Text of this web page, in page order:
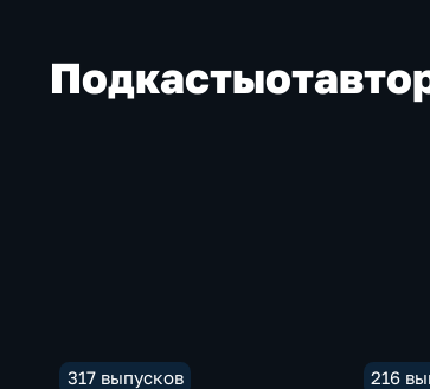
Подкастыот
317 выпусков 216